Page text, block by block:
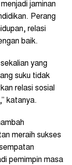
jaminan
Perang
relasi
baik.
yang
suku tidak
relasi sosial
katanya.
meraih sukses
pemimpin masa